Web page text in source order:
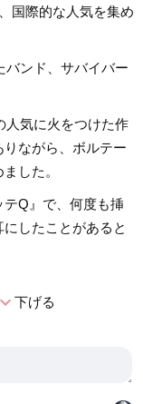
国際的な人気を集め
バンド、サバイバー
人気に火をつけた作
ながら、ボルテー
した。
テQ』で、何度も挿
したことがあると
expand_more下げる